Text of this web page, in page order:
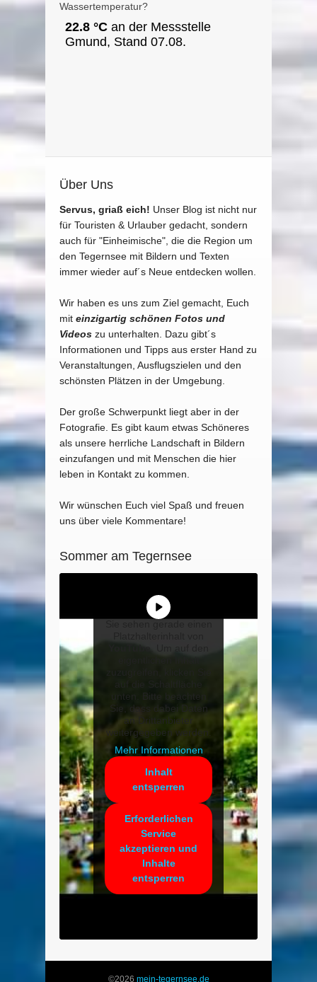
Wassertemperatur?
Über Uns
Servus, griaß eich! Unser Blog ist nicht nur
für Touristen & Urlauber gedacht, sondern
auch für "Einheimische", die die Region um
den Tegernsee mit Bildern und Texten
immer wieder auf´s Neue entdecken wollen.
Wir haben es uns zum Ziel gemacht, Euch
mit einzigartig schönen Fotos und
Videos zu unterhalten. Dazu gibt´s
Informationen und Tipps aus erster Hand zu
Veranstaltungen, Ausflugszielen und den
schönsten Plätzen in der Umgebung.
Der große Schwerpunkt liegt aber in der
Fotografie. Es gibt kaum etwas Schöneres
als unsere herrliche Landschaft in Bildern
einzufangen und mit Menschen die hier
leben in Kontakt zu kommen.
Wir wünschen Euch viel Spaß und freuen
uns über viele Kommentare!
Sommer am Tegernsee
YouTube
unten. Bitte beachten
Sie, dass dabei Daten
an Drittanbieter
weitergegeben werden.
Mehr Informationen
Inhalt
entsperren
Erforderlichen
Service
akzeptieren und
Inhalte
entsperren
©2026 mein-tegernsee.de